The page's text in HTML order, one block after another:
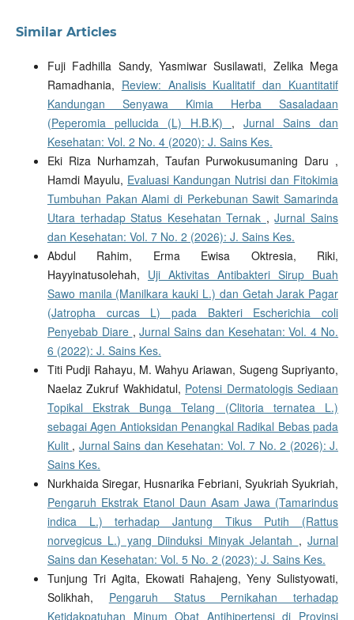
Similar Articles
Fuji Fadhilla Sandy, Yasmiwar Susilawati, Zelika Mega
Ramadhania, Review: Analisis Kualitatif dan Kuantitatif
Kandungan Senyawa Kimia Herba Sasaladaan
(Peperomia pellucida (L) H.B.K) ,Jurnal Sains dan
Kesehatan: Vol. 2 No. 4 (2020): J. Sains Kes.
Eki Riza Nurhamzah, Taufan Purwokusumaning Daru ,
Hamdi Mayulu, Evaluasi Kandungan Nutrisi dan Fitokimia
Tumbuhan Pakan Alami di Perkebunan Sawit Samarinda
Utara terhadap Status Kesehatan Ternak ,Jurnal Sains
dan Kesehatan: Vol. 7 No. 2 (2026): J. Sains Kes.
Abdul Rahim, Erma Ewisa Oktresia, Riki,
Hayyinatusolehah, Uji Aktivitas Antibakteri Sirup Buah
Sawo manila (Manilkara kauki L.) dan Getah Jarak Pagar
(Jatropha curcas L) pada Bakteri Escherichia coli
Penyebab Diare ,Jurnal Sains dan Kesehatan: Vol. 4 No.
6 (2022): J. Sains Kes.
Titi Pudji Rahayu, M. Wahyu Ariawan, Sugeng Supriyanto,
Naelaz Zukruf Wakhidatul, Potensi Dermatologis Sediaan
Topikal Ekstrak Bunga Telang (Clitoria ternatea L.)
sebagai Agen Antioksidan Penangkal Radikal Bebas pada
Kulit , Jurnal Sains dan Kesehatan: Vol. 7 No. 2 (2026): J.
Sains Kes.
Nurkhaida Siregar, Husnarika Febriani, Syukriah Syukriah,
Pengaruh Ekstrak Etanol Daun Asam Jawa (Tamarindus
indica L.) terhadap Jantung Tikus Putih (Rattus
norvegicus L.) yang Diinduksi Minyak Jelantah ,Jurnal
Sains dan Kesehatan: Vol. 5 No. 2 (2023): J. Sains Kes.
Tunjung Tri Agita, Ekowati Rahajeng, Yeny Sulistyowati,
Solikhah, Pengaruh Status Pernikahan terhadap
Ketidakpatuhan Minum Obat Antihipertensi di Provinsi